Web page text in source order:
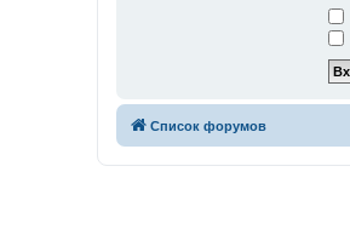
Список форумов